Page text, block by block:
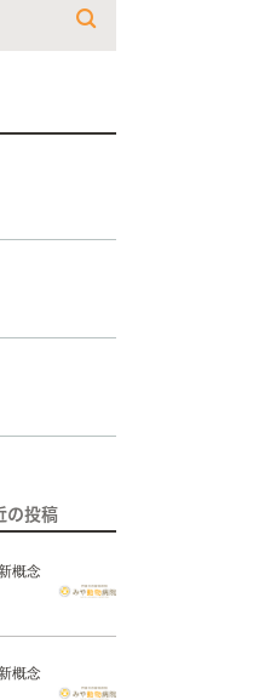
の投稿
概念
概念